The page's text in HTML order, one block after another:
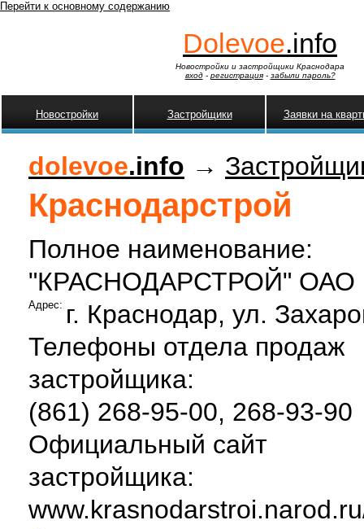
Перейти к основному содержанию
Dolevoe.info
Новостройки и застройщики Краснодара
вход- регистрация- забыли пароль?
Новостройки Застройщики Заявки на
dolevoe.info →
Краснодарстрой
Полное наименование:
"КРАСНОДАРСТРОЙ" ОАО
Адрес: г. Краснодар, ул.
Телефоны отдела продаж
застройщика:
(861) 268-95-00, 268-93-90
Официальный сайт
застройщика: